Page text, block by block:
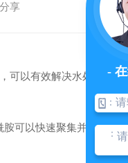
享
可以有效解决水处理过程
可以快速聚集并去除水
-
：
：